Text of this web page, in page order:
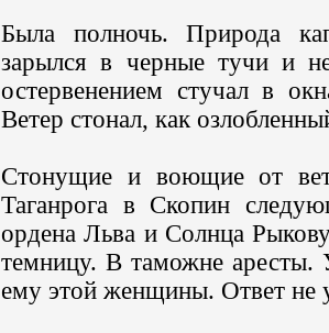
Была полночь. Природа
зарылся в черные тучи и
остервенением стучал в
Ветер стонал, как
Стонущие и воющие от
Таганрога в Скопин
ордена Льва и Солнца
темницу. В таможне аресты.
ему этой женщины. Ответ не